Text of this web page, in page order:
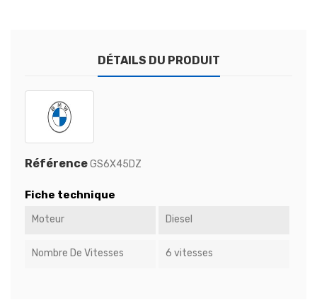
DÉTAILS DU PRODUIT
RéférenceGS6X45DZ
Fiche technique
Moteur Diesel
Nombre De Vitesses 6 vitesses